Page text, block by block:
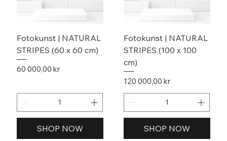
Fotokunst | NATURAL
STRIPES (60 x 60 cm)
Pris
60 000,00 kr
SHOP NOW
Fotokunst | NATURAL
STRIPES (100 x 100
cm)
Pris
120 000,00 kr
SHOP NOW